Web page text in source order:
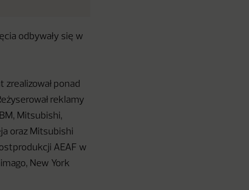
odbywały się w
ponad
reklamy
Mitsubishi,
oraz Mitsubishi
AEAF w
New York